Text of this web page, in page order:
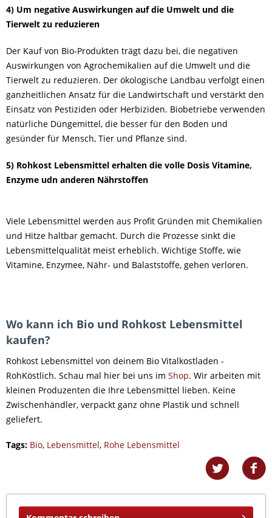
4) Um negative Auswirkungen auf die Umwelt und die
Tierwelt zu reduzieren
Der Kauf von Bio-Produkten trägt dazu bei, die negativen
Auswirkungen von Agrochemikalien auf die Umwelt und die
Tierwelt zu reduzieren. Der ökologische Landbau verfolgt einen
ganzheitlichen Ansatz für die Landwirtschaft und verstärkt den
Einsatz von Pestiziden oder Herbiziden. Biobetriebe verwenden
natürliche Düngemittel, die besser für den Boden und
gesünder für Mensch, Tier und Pflanze sind.
5) Rohkost Lebensmittel erhalten die volle Dosis Vitamine,
Enzyme udn anderen Nährstoffen
Viele Lebensmittel werden aus Profit Gründen mit Chemikalien
und Hitze haltbar gemacht. Durch die Prozesse sinkt die
Lebensmittelqualität meist erheblich. Wichtige Stoffe, wie
Vitamine, Enzymee, Nähr- und Balaststoffe, gehen verloren.
Wo kann ich Bio und Rohkost Lebensmittel
kaufen?
Rohkost Lebensmittel von deinem Bio Vitalkostladen -
RohKöstlich. Schau mal hier bei uns im Shop. Wir arbeiten mit
kleinen Produzenten die Ihre Lebensmittel lieben. Keine
Zwischenhändler, verpackt ganz ohne Plastik und schnell
geliefert.
Tags: Bio, Lebensmittel, Rohe Lebensmittel